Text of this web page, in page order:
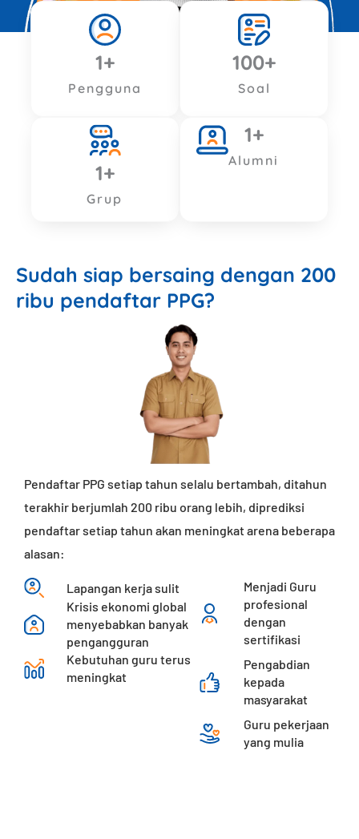
Pengguna
1+
Soal
100+
Grup
1+ Alumni
1+
Sudah siap bersaing dengan 200
ribu pendaftar PPG?
Pendaftar PPG setiap tahun selalu bertambah, ditahun
terakhir berjumlah 200 ribu orang lebih, diprediksi
pendaftar setiap tahun akan meningkat arena beberapa
alasan:
Lapangan kerja sulit
Krisis ekonomi global
menyebabkan banyak
pengangguran
Kebutuhan guru terus
meningkat
Menjadi Guru
profesional
dengan
sertifikasi
Pengabdian
kepada
masyarakat
Guru pekerjaan
yang mulia